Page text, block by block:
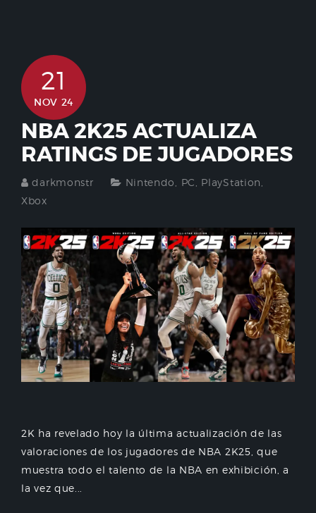
21
NOV 24
NBA 2K25 ACTUALIZA
RATINGS DE JUGADORES
darkmonstr Nintendo PC PlayStation
Xbox
2K ha revelado hoy la última actualización de las
valoraciones de los jugadores de NBA 2K25, que
muestra todo el talento de la NBA en exhibición, a
la vez que...